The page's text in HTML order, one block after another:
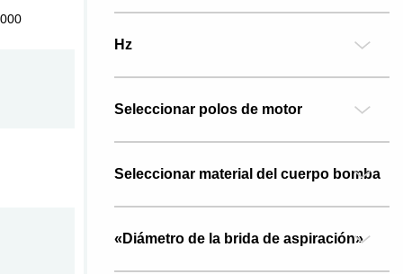
Hz
Seleccionar polos de motor
Seleccionar material del cuerpo bomba
«Diámetro de la brida de aspiración»